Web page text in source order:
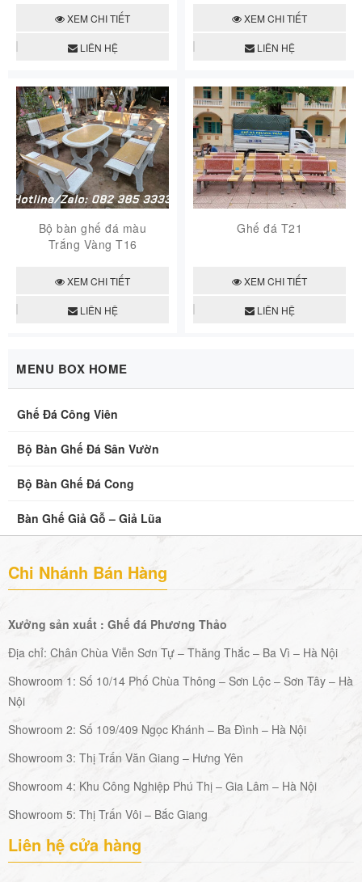
XEM CHI TIẾT
LIÊN HỆ
XEM CHI TIẾT
LIÊN HỆ
Bộ bàn ghế đá màu
Trắng Vàng T16
XEM CHI TIẾT
LIÊN HỆ
Ghế đá T21
XEM CHI TIẾT
LIÊN HỆ
MENU BOX HOME
Ghế Đá Công Viên
Bộ Bàn Ghế Đá Sân Vườn
Bộ Bàn Ghế Đá Cong
Bàn Ghế Giả Gỗ – Giả Lũa
Chi Nhánh Bán Hàng
Xưởng sản xuất : Ghế đá Phương Thảo
Địa chỉ: Chân Chùa Viễn Sơn Tự – Thăng Thắc – Ba Vì – Hà Nội
Showroom 1: Số 10/14 Phố Chùa Thông – Sơn Lộc – Sơn Tây – Hà
Nội
Showroom 2: Số 109/409 Ngọc Khánh – Ba Đình – Hà Nội
Showroom 3: Thị Trấn Văn Giang – Hưng Yên
Showroom 4: Khu Công Nghiệp Phú Thị – Gia Lâm – Hà Nội
Showroom 5: Thị Trấn Vôi – Bắc Giang
Liên hệ cửa hàng